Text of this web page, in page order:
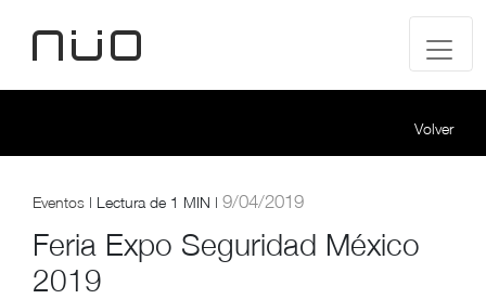
Volver
Eventos | Lectura de 1 MIN | 9/04/2019
Feria Expo Seguridad México
2019